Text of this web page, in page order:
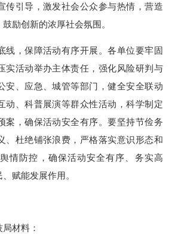
传引导，激发社会公众参与热情，营造
励创新的浓厚社会氛围。
，保障活动有序开展。各单位要牢固
实活动举办主体责任，强化风险研判与
安、应急、城管等部门，健全安全联动
动、科普展演等群众性活动，科学制定
案，确保活动安全有序。要坚持节俭务
、杜绝铺张浪费，严格落实意识形态和
情防控，确保活动安全有序、务实高
赋能发展作用。
材料：